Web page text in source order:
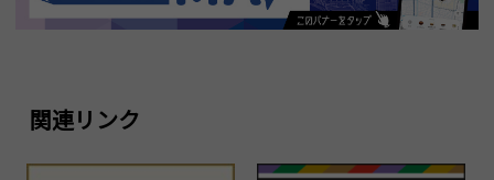
関連リンク